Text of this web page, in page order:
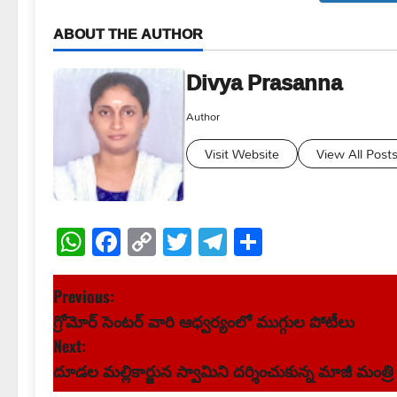
ABOUT THE AUTHOR
Divya Prasanna
Author
Visit Website View All Posts
WhatsApp
Facebook
Copy
Link
TwitterTelegram
P
o
s
Previous:
గ్రోమోర్ సెంటర్ వారి ఆధ్వర్యంలో ముగ్గుల పోటీలు
Next:
దూడల మల్లికార్జున స్వామిని దర్శించుకున్న మాజీ మంత్రి